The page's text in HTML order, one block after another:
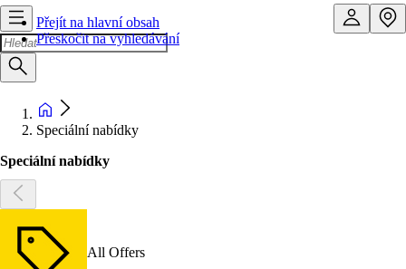
Přejít na hlavní obsah
Přeskočit na vyhledávání
Speciální nabídky
Speciální nabídky
All Offers